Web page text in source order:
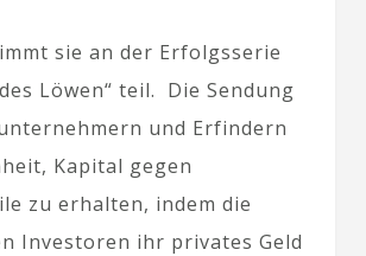
sie an der Erfolgsserie
Löwen“ teil. Die Sendung
und Erfindern
Kapital gegen
zu erhalten, indem die
Investoren ihr privates Geld